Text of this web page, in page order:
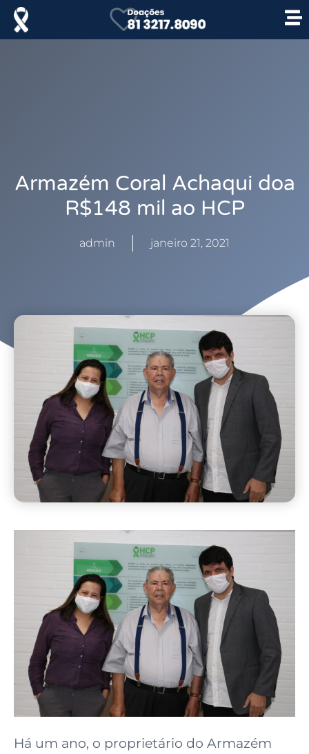
Armazém Coral Achaqui doa
R$148 mil ao HCP
admin janeiro 21, 2021
Há um ano, o proprietário do Armazém